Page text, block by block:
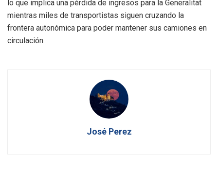
lo que implica una pérdida de ingresos para la Generalitat
mientras miles de transportistas siguen cruzando la
frontera autonómica para poder mantener sus camiones en
circulación.
José Perez